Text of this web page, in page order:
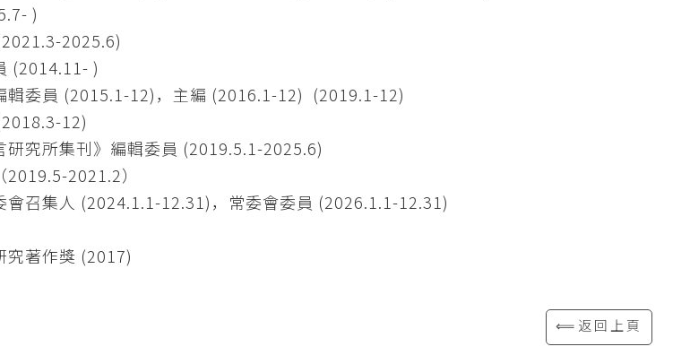
)
2025.6)
(2014.11- )
輯委員 (2015.1-12)，主編 (2016.1-12) (2019.1-12)
12)
研究所集刊》編輯委員 (2019.5.1-2025.6)
2021.2）
會召集人 (2024.1.1-12.31)，常委會委員 (2026.1.1-12.31)
究著作獎 (2017)
⟸返回上頁